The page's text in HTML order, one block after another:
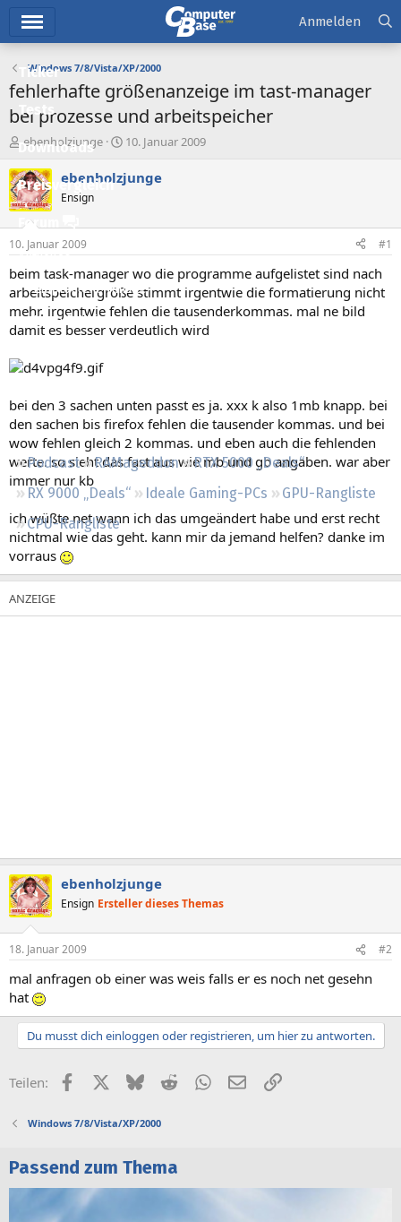
Ticker
Tests
Downloads
Preisvergleich
Forum
Aktuelles
Empfohlene Inhalte
Neue Beiträge
Regeln
Podcast RAMageddon
RTX 5000 „Deals“
RX 9000 „Deals“
Ideale Gaming-PCs
GPU-Rangliste
CPU-Rangliste
Anmelden
Windows 7/8/Vista/XP/2000
fehlerhafte größenanzeige im tast-manager
bei prozesse und arbeitspeicher
E
r
s
t
e
e
r
ebenholzjunge
E
s
t
t
a
m
10. Januar 2009
ebenholzjunge
Ensign
10. Januar 2009 #1
beim task-manager wo die programme aufgelistet sind nach
arbeitspeichergröße stimmt irgentwie die formatierung nicht
mehr. irgentwie fehlen die tausenderkommas. mal ne bild
damit es besser verdeutlich wird
bei den 3 sachen unten passt es ja. xxx k also 1mb knapp. bei
den sachen bis firefox fehlen die tausender kommas. und bei
wow fehlen gleich 2 kommas. und eben auch die fehlenden
werte. so sieht das fast aus wie mb und gb angaben. war aber
immer nur kb
ich wüßte net wann ich das umgeändert habe und erst recht
nichtmal wie das geht. kann mir da jemand helfen? danke im
vorraus
ebenholzjunge
Ensign Ersteller dieses Themas
18. Januar 2009 #2
mal anfragen ob einer was weis falls er es noch net gesehn
hat
Du musst dich einloggen oder registrieren, um hier zu antworten.
Teilen: FacebookX (Twitter)
BlueskyRedditWhatsApp
E-MailLink
Windows 7/8/Vista/XP/2000
Passend zum Thema